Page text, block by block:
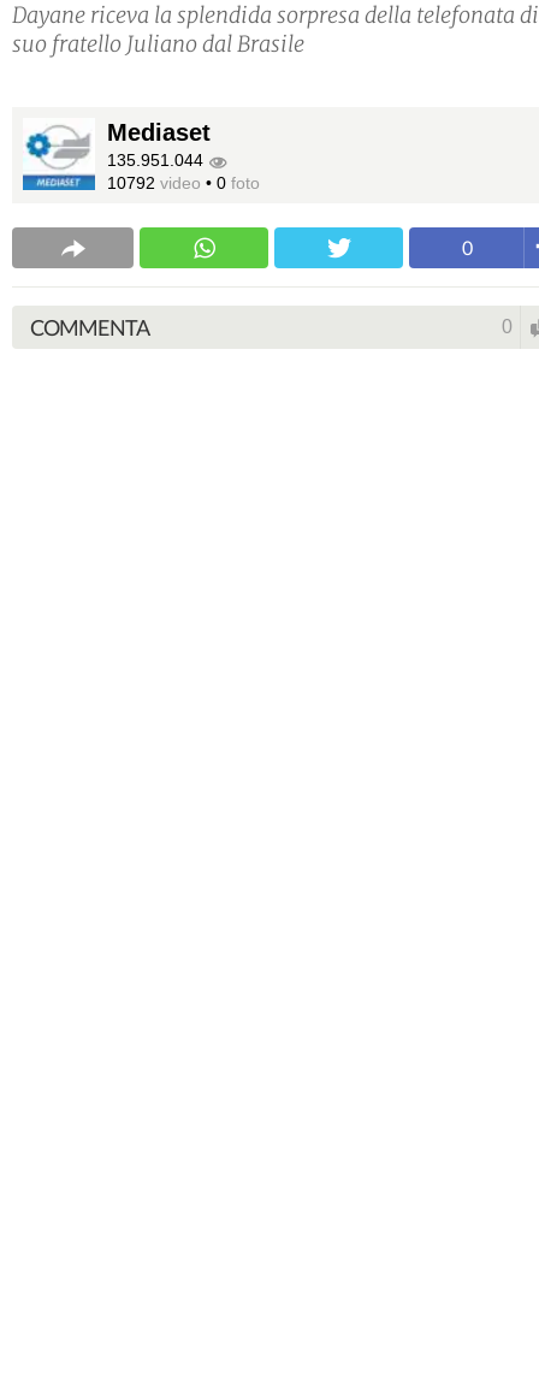
Dayane riceva la splendida sorpresa della telefonata di
suo fratello Juliano dal Brasile
Mediaset
135.951.044
10792 video • 0 foto
0
COMMENTA 0